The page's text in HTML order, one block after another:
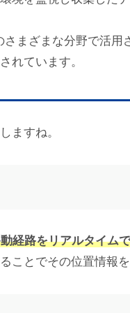
まざまな分野で活用
れています。
ますね。
経路をリアルタイム
ことでその位置情報